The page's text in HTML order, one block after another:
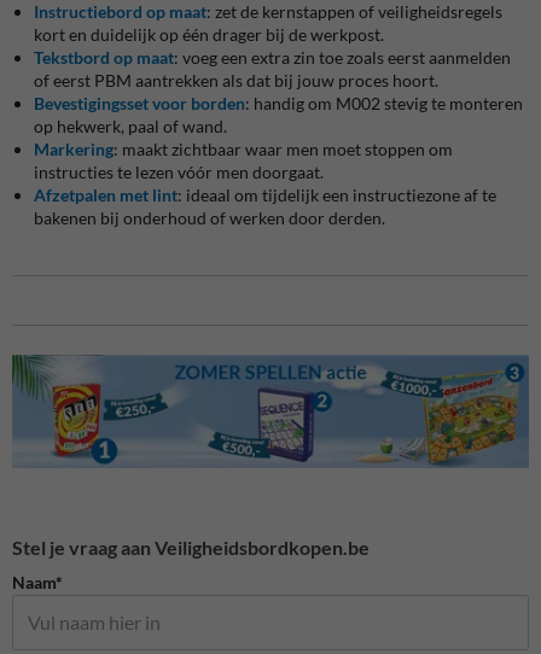
Instructiebord op maat: zet de kernstappen of veiligheidsregels
kort en duidelijk op één drager bij de werkpost.
Tekstbord op maat: voeg een extra zin toe zoals eerst aanmelden
of eerst PBM aantrekken als dat bij jouw proces hoort.
Bevestigingsset voor borden: handig om M002 stevig te monteren
op hekwerk, paal of wand.
Markering: maakt zichtbaar waar men moet stoppen om
instructies te lezen vóór men doorgaat.
Afzetpalen met lint: ideaal om tijdelijk een instructiezone af te
bakenen bij onderhoud of werken door derden.
Stel je vraag aan Veiligheidsbordkopen.be
Naam*